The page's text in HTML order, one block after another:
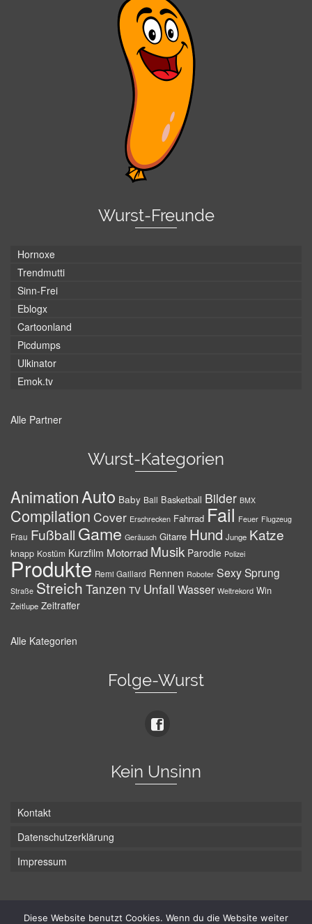
Wurst-Freunde
Hornoxe
Trendmutti
Sinn-Frei
Eblogx
Cartoonland
Picdumps
Ulkinator
Emok.tv
Alle Partner
Wurst-Kategorien
AnimationAuto Baby Ball Basketball Bilder BMX
Compilation Cover Erschrecken Fahrrad Fail Feuer Flugzeug
Frau Fußball Game Geräusch Gitarre Hund Junge Katze
knapp Kostüm Kurzfilm Motorrad Musik Parodie Polizei
Produkte Remi Gaillard Rennen Roboter SexySprung
Straße Streich Tanzen TV Unfall Wasser Weltrekord Win
Zeitlupe Zeitraffer
Alle Kategorien
Folge-Wurst
Kein Unsinn
Kontakt
Datenschutzerklärung
Impressum
Diese Website benutzt Cookies. Wenn du die Website weiter